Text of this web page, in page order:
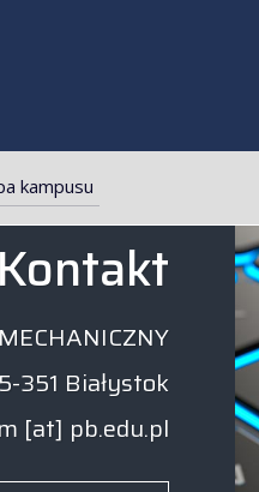
kampusu
Kontakt
351 Białystok
[at] pb.edu.pl